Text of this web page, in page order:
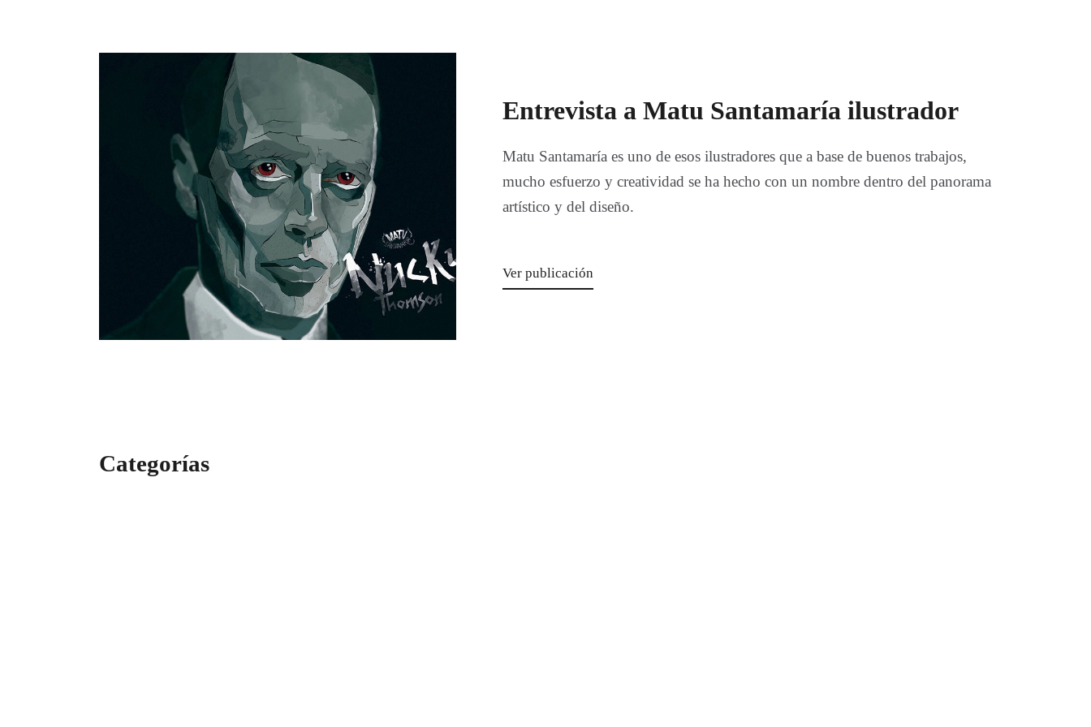
Entrevista a Matu Santamaría ilustrador
Matu Santamaría es uno de esos ilustradores que a base de buenos trabajos,
mucho esfuerzo y creatividad se ha hecho con un nombre dentro del panorama
artístico y del diseño.
Ver publicación
Categorías